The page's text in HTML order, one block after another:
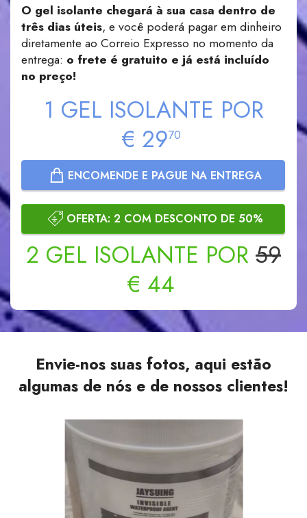
O gel isolante chegará à sua casa dentro de
três dias úteis, e você poderá pagar em dinheiro
diretamente ao Correio Expresso no momento da
entrega: o frete é gratuito e já está incluído
no preço!
1 GEL ISOLANTE POR
€ 2970
ENCOMENDE E PAGUE NA ENTREGA
OFERTA: 2 COM DESCONTO DE 50%
2 GEL ISOLANTE POR 59
€ 44
Envie-nos suas fotos, aqui estão
algumas de nós e de nossos clientes!